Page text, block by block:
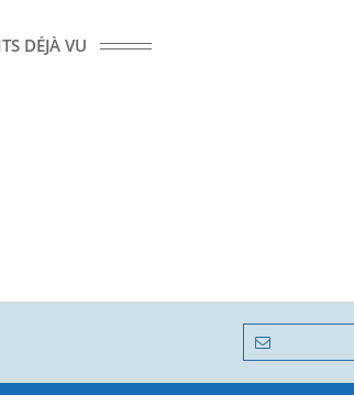
DÉJÀ VU